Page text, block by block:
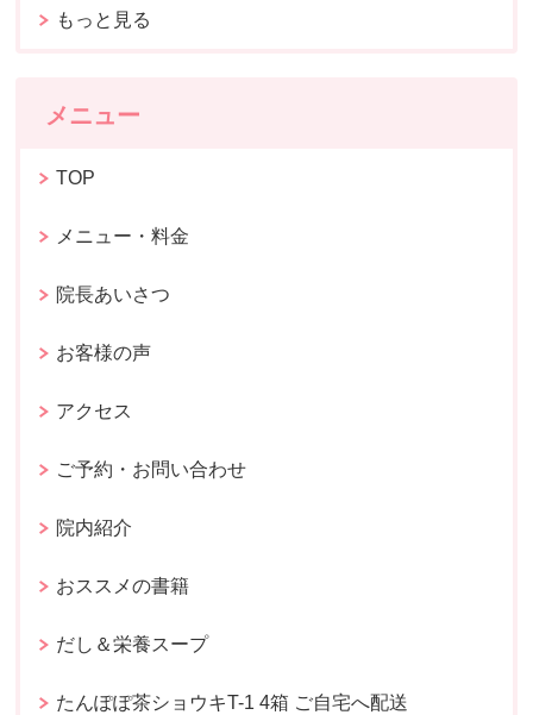
もっと見る
メニュー
TOP
メニュー・料金
院長あいさつ
お客様の声
アクセス
ご予約・お問い合わせ
院内紹介
おススメの書籍
だし＆栄養スープ
たんぽぽ茶ショウキT-1 4箱 ご自宅へ配送